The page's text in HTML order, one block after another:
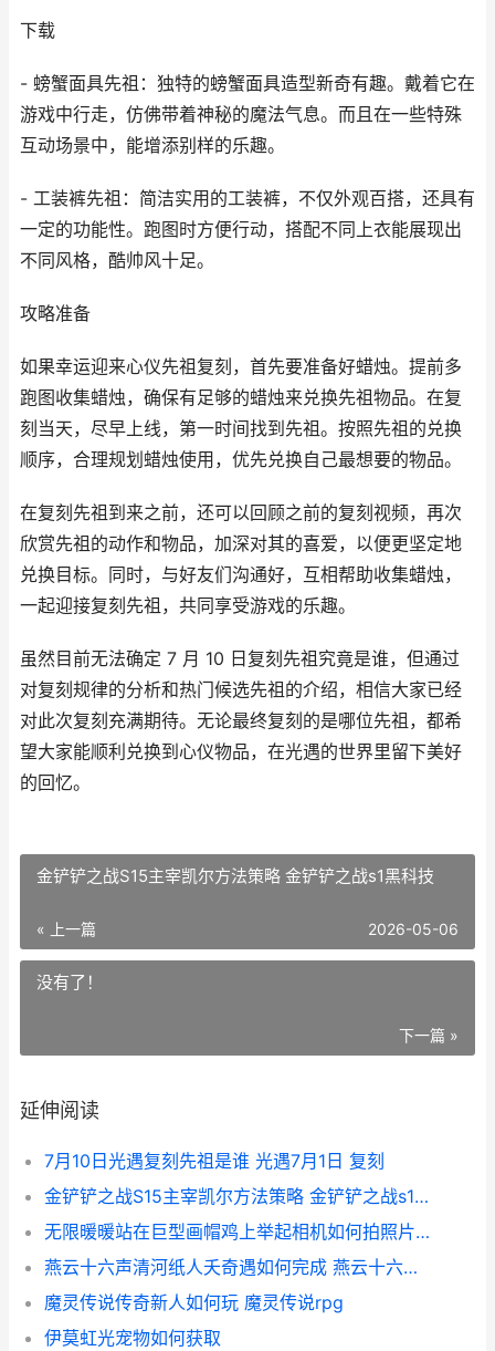
下载
- 螃蟹面具先祖：独特的螃蟹面具造型新奇有趣。戴着它在
游戏中行走，仿佛带着神秘的魔法气息。而且在一些特殊
互动场景中，能增添别样的乐趣。
- 工装裤先祖：简洁实用的工装裤，不仅外观百搭，还具有
一定的功能性。跑图时方便行动，搭配不同上衣能展现出
不同风格，酷帅风十足。
攻略准备
如果幸运迎来心仪先祖复刻，首先要准备好蜡烛。提前多
跑图收集蜡烛，确保有足够的蜡烛来兑换先祖物品。在复
刻当天，尽早上线，第一时间找到先祖。按照先祖的兑换
顺序，合理规划蜡烛使用，优先兑换自己最想要的物品。
在复刻先祖到来之前，还可以回顾之前的复刻视频，再次
欣赏先祖的动作和物品，加深对其的喜爱，以便更坚定地
兑换目标。同时，与好友们沟通好，互相帮助收集蜡烛，
一起迎接复刻先祖，共同享受游戏的乐趣。
虽然目前无法确定 7 月 10 日复刻先祖究竟是谁，但通过
对复刻规律的分析和热门候选先祖的介绍，相信大家已经
对此次复刻充满期待。无论最终复刻的是哪位先祖，都希
望大家能顺利兑换到心仪物品，在光遇的世界里留下美好
的回忆。
金铲铲之战S15主宰凯尔方法策略 金铲铲之战s1黑科技
« 上一篇 2026-05-06
没有了！
下一篇 »
延伸阅读
7月10日光遇复刻先祖是谁 光遇7月1日 复刻
金铲铲之战S15主宰凯尔方法策略 金铲铲之战s1黑科技
无限暖暖站在巨型画帽鸡上举起相机如何拍照片 暖暖无限钻石破解版
燕云十六声清河纸人夭奇遇如何完成 燕云十六声清河探索度100%怎么达成
魔灵传说传奇新人如何玩 魔灵传说rpg
伊莫虹光宠物如何获取